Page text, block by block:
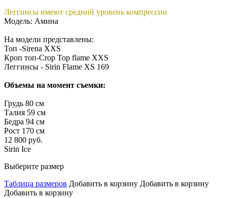
Леггинсы имеют средний уровень компрессии
Модель: Амина
На модели представлены:
Топ -Sirena XXS
Кроп топ-Crop Top flame XXS
Леггинсы - Sirin Flame XS 169
Объемы на момент съемки:
Грудь 80 см
Талия 59 см
Бедра 94 см
Рост 170 см
12 800 руб.
Sirin Ice
Выберите размер
Таблица размеров Добавить в корзину Добавить в корзину
Добавить в корзину